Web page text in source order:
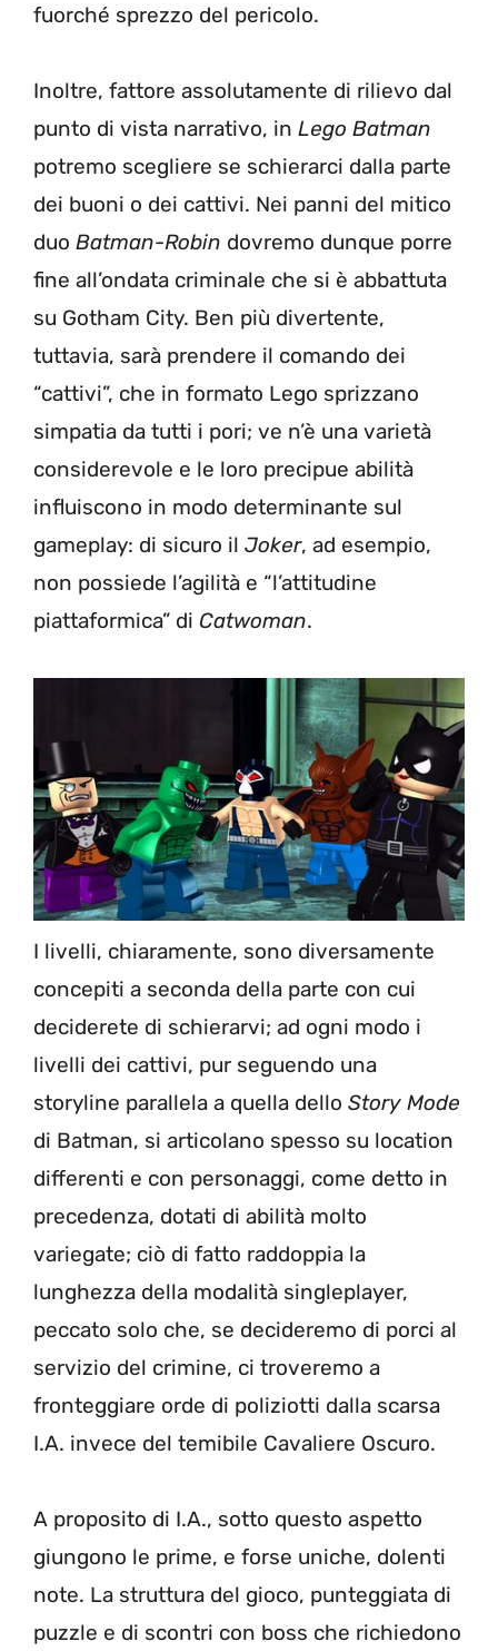
fuorché sprezzo del pericolo.
Inoltre, fattore assolutamente di rilievo dal
punto di vista narrativo, in Lego Batman
potremo scegliere se schierarci dalla parte
dei buoni o dei cattivi. Nei panni del mitico
duo Batman-Robin dovremo dunque porre
fine all’ondata criminale che si è abbattuta
su Gotham City. Ben più divertente,
tuttavia, sarà prendere il comando dei
“cattivi”, che in formato Lego sprizzano
simpatia da tutti i pori; ve n’è una varietà
considerevole e le loro precipue abilità
influiscono in modo determinante sul
gameplay: di sicuro il Joker, ad esempio,
non possiede l’agilità e “l’attitudine
piattaformica” di Catwoman.
I livelli, chiaramente, sono diversamente
concepiti a seconda della parte con cui
deciderete di schierarvi; ad ogni modo i
livelli dei cattivi, pur seguendo una
storyline parallela a quella dello Story Mode
di Batman, si articolano spesso su location
differenti e con personaggi, come detto in
precedenza, dotati di abilità molto
variegate; ciò di fatto raddoppia la
lunghezza della modalità singleplayer,
peccato solo che, se decideremo di porci al
servizio del crimine, ci troveremo a
fronteggiare orde di poliziotti dalla scarsa
I.A. invece del temibile Cavaliere Oscuro.
A proposito di I.A., sotto questo aspetto
giungono le prime, e forse uniche, dolenti
note. La struttura del gioco, punteggiata di
puzzle e di scontri con boss che richiedono